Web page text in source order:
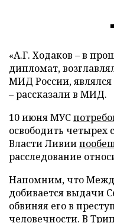
«А.Г. Ходаков – в
дипломат,
МИД России,
– рассказали в МИД.
10 июня МУС
освободить четырех
Власти Ливии
расследование
Напомним, что
добивается выдачи
обвиняя его в
человечности. В